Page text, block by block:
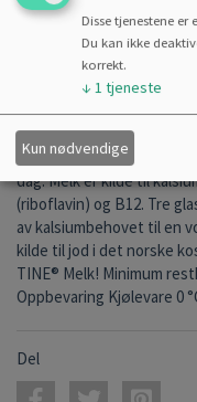
PRODUKTINFO
NÆRINGSVERDIER
TINE® Melk kommer fra
inneholder flere viktige
dag. Melk er kilde til
(riboflavin) og B12. Tre
av kalsiumbehovet til en
kilde til jod i det norske
TINE® Melk! Minimum
Oppbevaring Kjølevare 0
Del
Disse tjenestene
Du kan ikke
korrekt.
↓ 1 tjeneste
Kun nødvendige